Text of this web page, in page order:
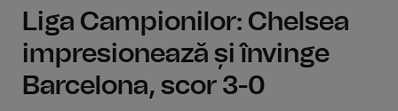
Liga Campionilor: Chelsea
impresionează și învinge
Barcelona, scor 3-0